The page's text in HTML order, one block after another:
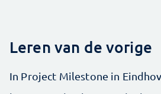
Leren van de vorige
In Project Milestone in